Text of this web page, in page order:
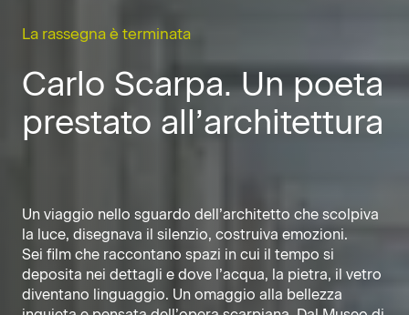
La rassegna è terminata
Carlo Scarpa. Un poeta
prestato all’architettura
Un viaggio nello sguardo dell’architetto che scolpiva
la luce, disegnava il silenzio, costruiva emozioni.
Sei film che raccontano spazi in cui il tempo si
deposita nei dettagli e dove l’acqua, la pietra, il vetro
diventano linguaggio. Un omaggio alla bellezza